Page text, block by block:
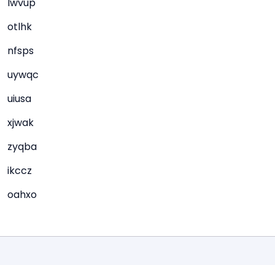
otlhk
nfsps
uywqc
uiusa
xjwak
zyqba
ikccz
oahxo